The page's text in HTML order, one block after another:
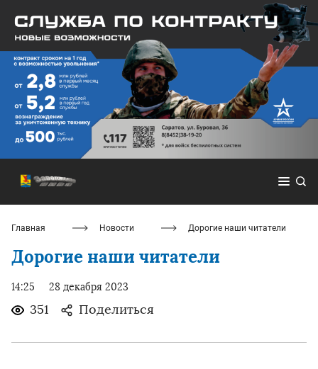
Главная Новости Дорогие наши читатели
Дорогие наши читатели
14:25 28 декабря 2023
351 Поделиться